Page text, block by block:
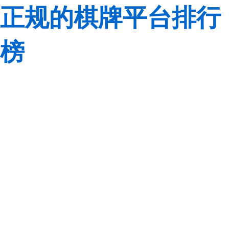
正规的棋牌平台排行
榜